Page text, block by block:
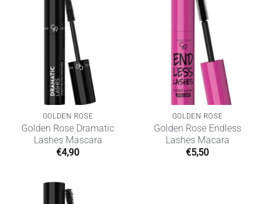
GOLDEN ROSE
Golden Rose Dramatic
Lashes Mascara
€4,90
GOLDEN ROSE
Golden Rose Endless
Lashes Macara
€5,50